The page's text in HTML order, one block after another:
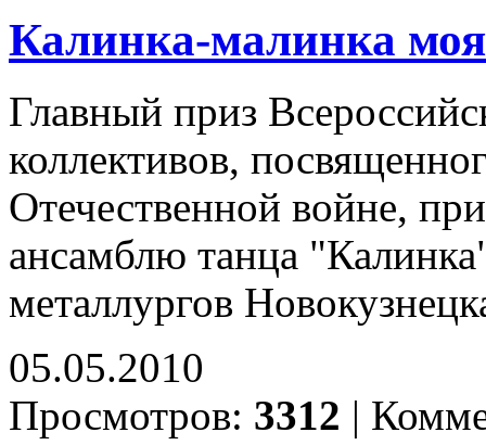
Калинка-малинка моя
Главный приз
коллективов,
Отечественной войне,
ансамблю танца
металлургов
05.05.2010
Просмотров: 3312 |